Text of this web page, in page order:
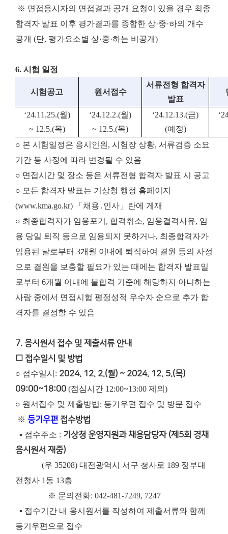
※ 면접응시자의 면접결과 공개 요청이 있을 경우 최종
합격자 발표 이후 평가결과를 종합한 상·중·하의 개수
공개 (단, 평가요소별 상·중·하는 비공개)
6. 시험 일정
시험공고 원서접수
서류전형 합격자
발표
‘24.11.25.(월)
~ 12.5.(목)
‘24.12.2.(월)
~ 12.5.(목)
‘24.12.13.(금)
(예정)
○ 본 시험일정은 응시인원, 시험장 상황, 서류검증 소요
기간 등 사정에 따라 변경될 수 있음
○ 면접시간 및 장소 등은 서류전형 합격자 발표 시 공고
○ 모든 합격자 발표는 기상청 행정 홈페이지
(www.kma.go.kr) 「채용․인사」란에 게재
○ 최종합격자가 임용포기, 합격취소, 임용결격사유, 임
용 당일 퇴직 등으로 임용되지 못하거나, 최종합격자가
임용된 날로부터 3개월 이내에 퇴직하여 결원 등의 사정
으로 결원을 보충할 필요가 있는 때에는 합격자 발표일
로부터 6개월 이내에 불합격 기준에 해당하지 아니하는
사람 중에서 면접시험 평정성적 우수자 순으로 추가 합
격자를 결정할 수 있음
7. 응시원서 접수 및 제출서류 안내
□ 접수일시 및 방법
○ 접수일시: 2024. 12. 2.(월) ~ 2024. 12. 5.(목)
09:00~18:00 (점심시간 12:00~13:00 제외)
○ 원서접수 및 제출방법: 등기우편 접수 및 방문 접수
※ 등기우편 접수방법
▪ 접수주소 : 기상청 운영지원과 채용담당자 (제5회 경채
응시원서 재중)
(우 35208) 대전광역시 서구 청사로 189 정부대
전청사 1동 13층
※ 문의전화: 042-481-7249, 7247
▪ 접수기간 내 응시원서를 작성하여 제출서류와 함께
등기우편으로 접수